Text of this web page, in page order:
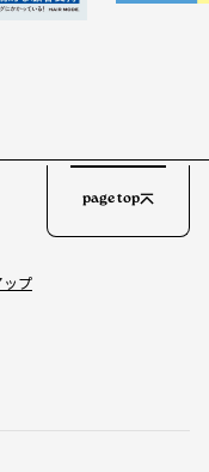
ップ
page top